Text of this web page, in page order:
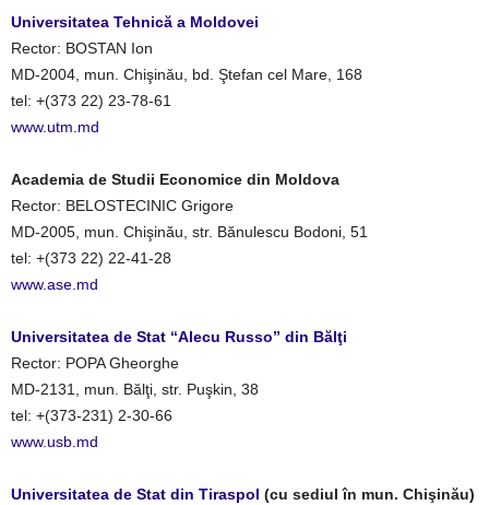
Universitatea Tehnică a Moldovei
Rector: BOSTAN Ion
MD-2004, mun. Chişinău, bd. Ştefan cel Mare, 168
tel: +(373 22) 23-78-61
www.utm.md
Academia de Studii Economice din Moldova
Rector: BELOSTECINIC Grigore
MD-2005, mun. Chişinău, str. Bănulescu Bodoni, 51
tel: +(373 22) 22-41-28
www.ase.md
Universitatea de Stat “Alecu Russo” din Bălţi
Rector: POPA Gheorghe
MD-2131, mun. Bălţi, str. Puşkin, 38
tel: +(373-231) 2-30-66
www.usb.md
Universitatea de Stat din Tiraspol (cu sediul în mun. Chişinău)